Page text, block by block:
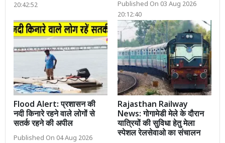
20:42:52
Published On 03 Aug 2026
20:12:40
Flood Alert: प्रशासन की
नदी किनारे रहने वाले लोगों से
सतर्क रहने की अपील
Published On 04 Aug 2026
Rajasthan Railway
News: गोगामेडी मेले के दौरान
यात्रियों की सुविधा हेतु मेला
स्पेशल रेलसेवाओ का संचालन